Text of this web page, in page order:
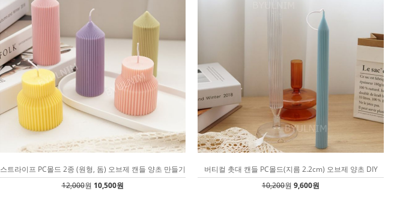
스트라이프 PC몰드 2종 (원형, 돔) 오브제 캔들 양초 만들기
12,000원 10,500원
버티컬 촛대 캔들 PC몰드(지름 2.2cm) 오브제 양초 DIY
10,200원 9,600원